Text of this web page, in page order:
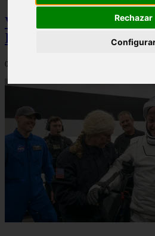
Rechazar
Video Advertencias
IA: Hinton y el posible
06/03/2026